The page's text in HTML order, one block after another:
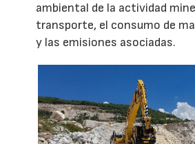
ambiental de la actividad
transporte, el consumo de
y las emisiones asociadas.